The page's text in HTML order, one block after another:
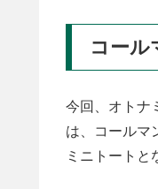
コール
今回、オトナ
は、コールマ
ミニトートと